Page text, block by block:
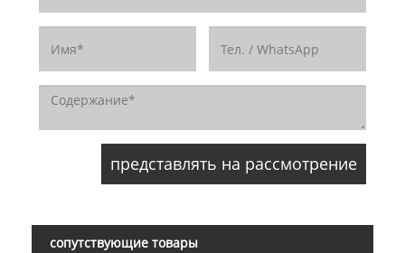
сопутствующие товары